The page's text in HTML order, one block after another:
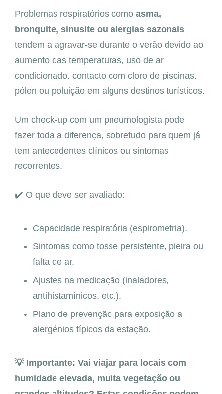
Problemas respiratórios como asma,
bronquite, sinusite ou alergias sazonais
tendem a agravar-se durante o verão devido ao
aumento das temperaturas, uso de ar
condicionado, contacto com cloro de piscinas,
pólen ou poluição em alguns destinos turísticos.
Um check-up com um pneumologista pode
fazer toda a diferença, sobretudo para quem já
tem antecedentes clínicos ou sintomas
recorrentes.
✔️ O que deve ser avaliado:
Capacidade respiratória (espirometria).
Sintomas como tosse persistente, pieira ou
falta de ar.
Ajustes na medicação (inaladores,
antihistamínicos, etc.).
Plano de prevenção para exposição a
alergénios típicos da estação.
💡 Importante: Vai viajar para locais com
humidade elevada, muita vegetação ou